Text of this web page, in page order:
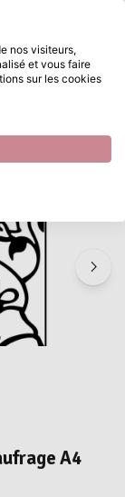
Carabelle Studio • Classeur de Gaufrage A4 10,8x14,6cm compôsition florale
A4
nos visiteurs,
et vous faire
sur les cookies